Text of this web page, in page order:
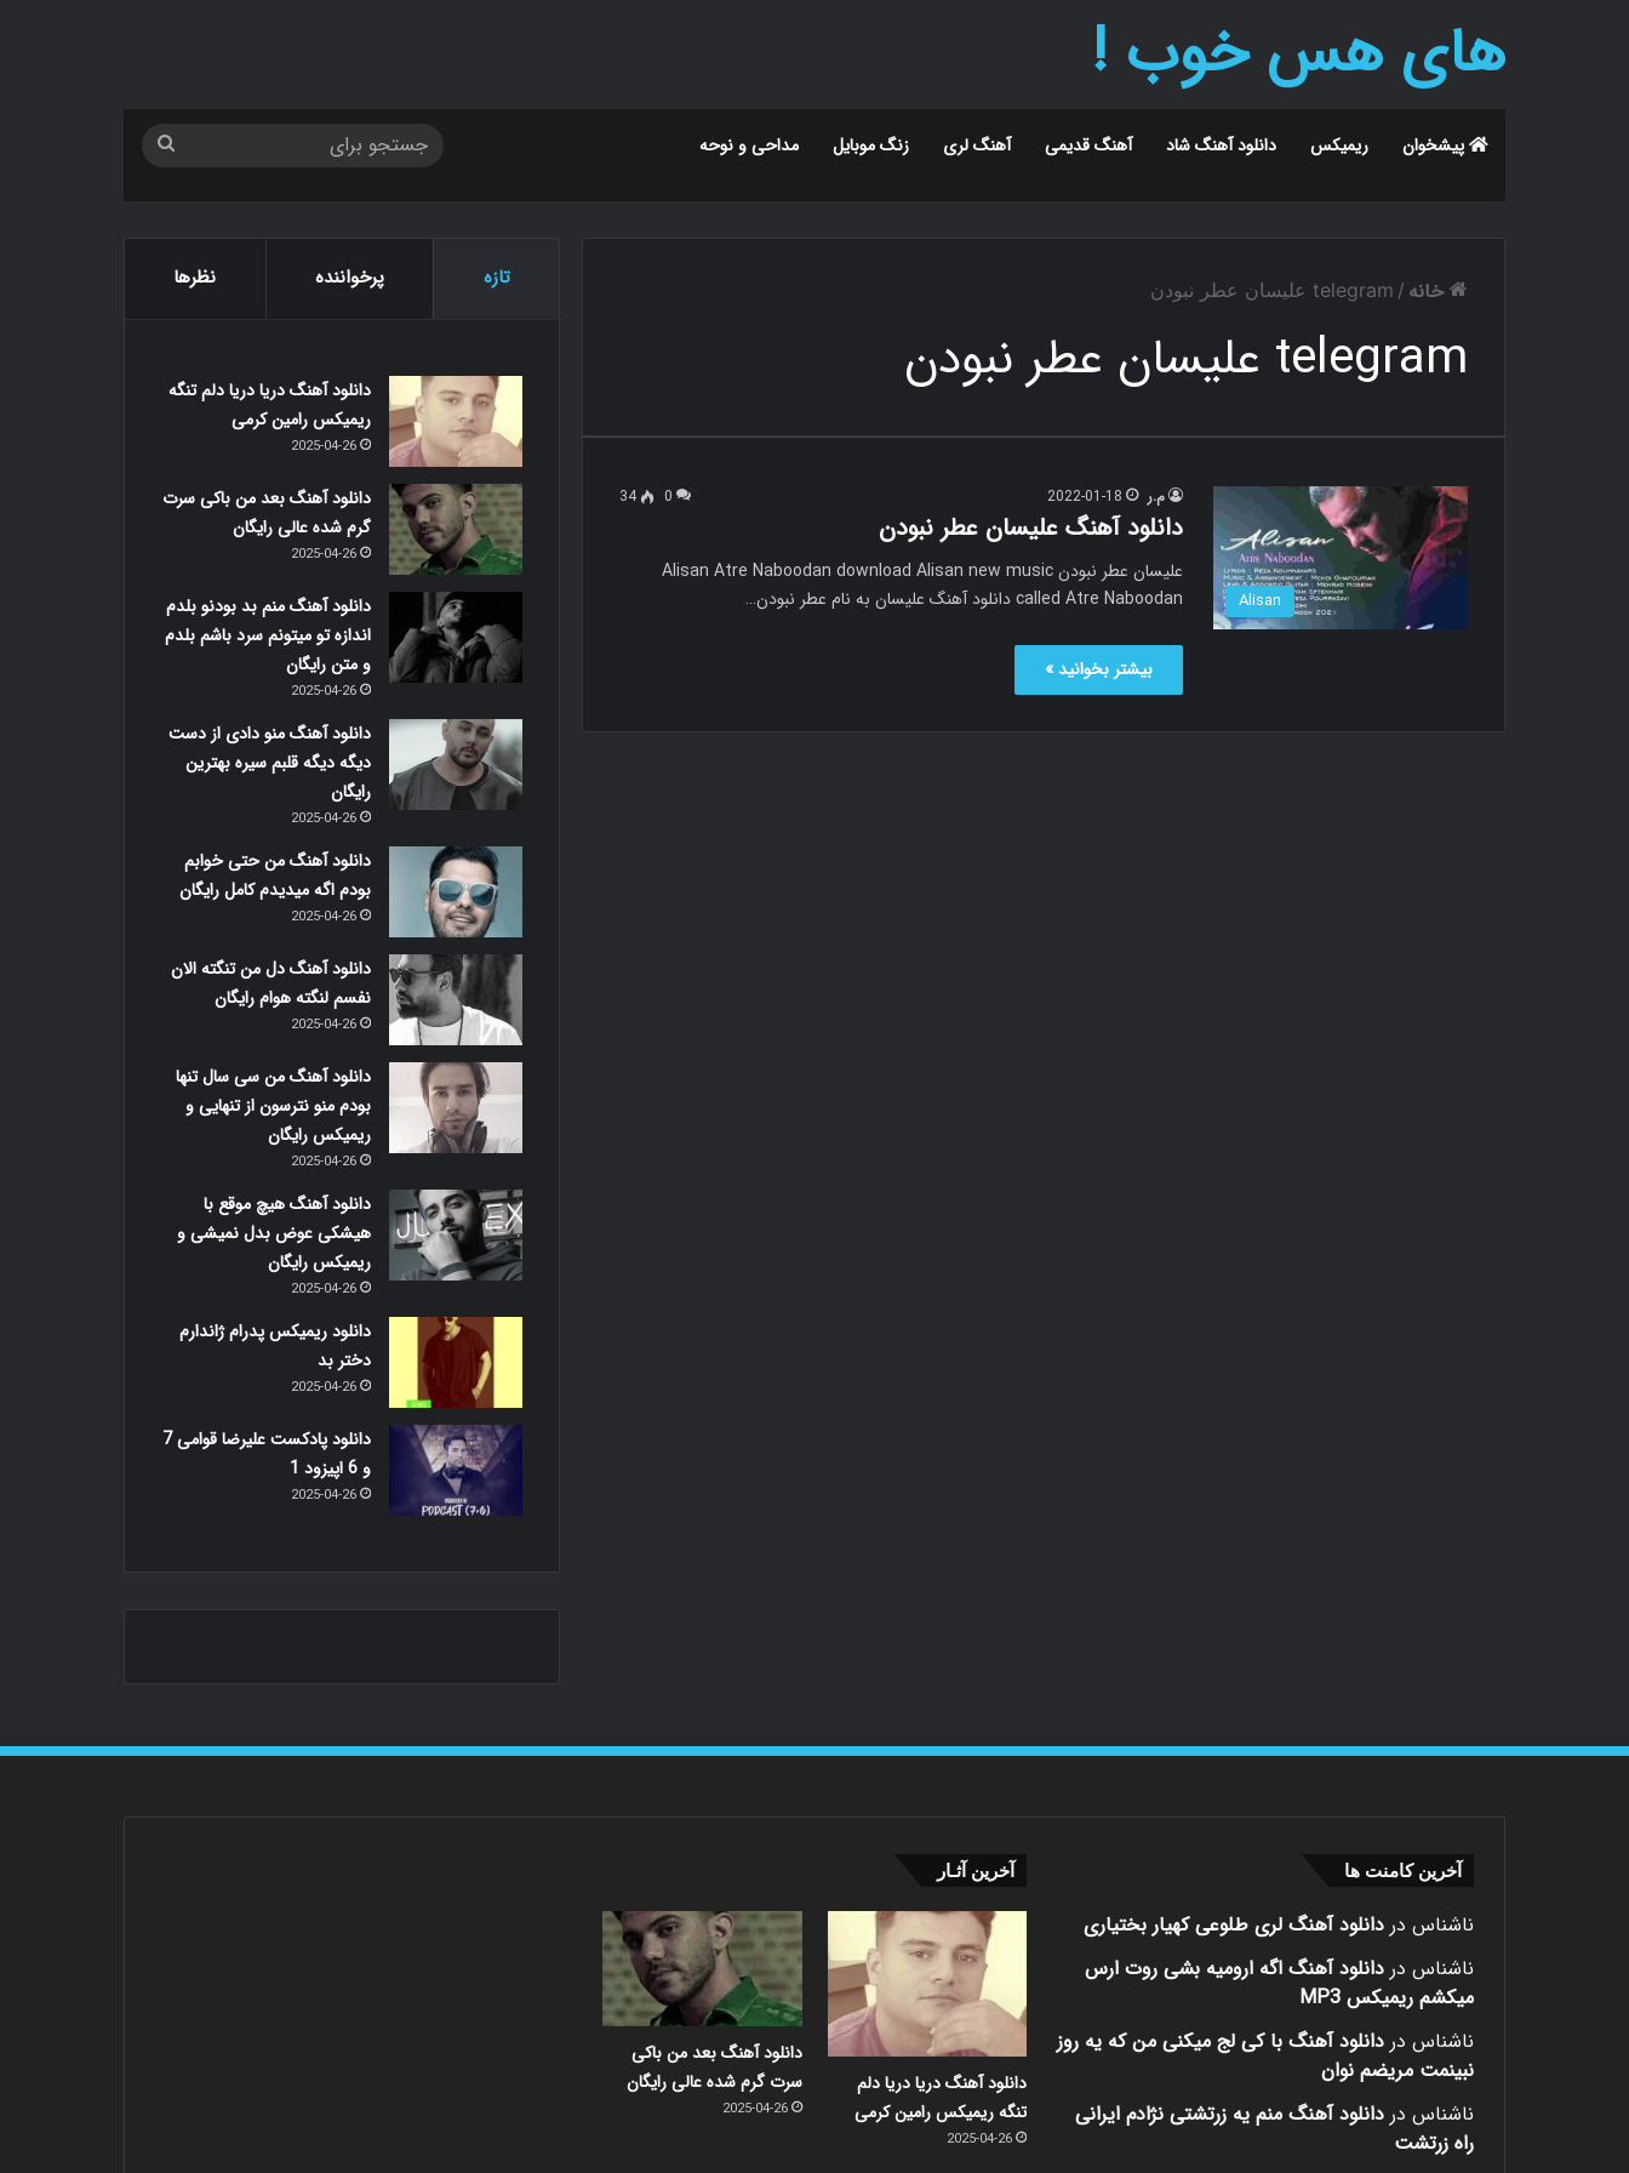
های هس خوب !
پیشخوان ریمیکس دانلود آهنگ شاد آهنگ قدیمی آهنگ لری زنگ موبایل مداحی و نوحه
خانه / telegram علیسان عطر نبودن
telegram علیسان عطر نبودن
Alisan
م.ر 2022-01-18
0
34
دانلود آهنگ علیسان عطر نبودن
علیسان عطر نبودن Alisan Atre Naboodan download Alisan new music
called Atre Naboodan دانلود آهنگ علیسان به نام عطر نبودن…
بیشتر بخوانید »
تازه پرخواننده نظرها
دانلود آهنگ دریا دریا دلم تنگه
ریمیکس رامین کرمی
2025-04-26
دانلود آهنگ بعد من باکی سرت
گرم شده عالی رایگان
2025-04-26
دانلود آهنگ منم بد بودنو بلدم
اندازه تو میتونم سرد باشم بلدم
و متن رایگان
2025-04-26
دانلود آهنگ منو دادی از دست
دیگه دیگه قلبم سیره بهترین
رایگان
2025-04-26
دانلود آهنگ من حتی خوابم
بودم اگه میدیدم کامل رایگان
2025-04-26
دانلود آهنگ دل من تنگته الان
نفسم لنگته هوام رایگان
2025-04-26
دانلود آهنگ من سی سال تنها
بودم منو نترسون از تنهایی و
ریمیکس رایگان
2025-04-26
دانلود آهنگ هیچ موقع با
هیشکی عوض بدل نمیشی و
ریمیکس رایگان
2025-04-26
دانلود ریمیکس پدرام ژاندارم
دختر بد
2025-04-26
دانلود پادکست علیرضا قوامی 7
و 6 اپیزود 1
2025-04-26
آخرین کامنت ها
ناشناس در دانلود آهنگ لری طلوعی کهیار بختیاری
ناشناس در دانلود آهنگ اگه ارومیه بشی روت ارس
میکشم ریمیکس MP3
ناشناس در دانلود آهنگ با کی لج میکنی من که یه روز
نبینمت مریضم نوان
ناشناس در دانلود آهنگ منم یه زرتشتی نژادم ایرانی
راه زرتشت
آخرین آثـار
دانلود آهنگ دریا دریا دلم
تنگه ریمیکس رامین کرمی
2025-04-26
دانلود آهنگ بعد من باکی
سرت گرم شده عالی رایگان
2025-04-26